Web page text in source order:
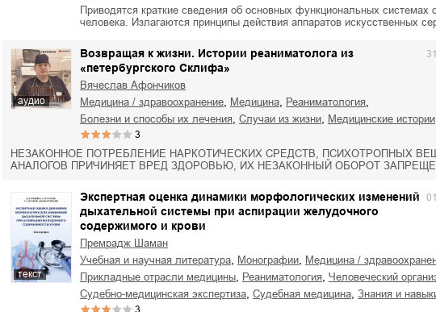
Приводятся краткие сведения об основных функциональных системах
человека. Излагаются принципы действия аппаратов искусственных
аудио
Возвращая к жизни. Истории реаниматолога из
«петербургского Склифа»
Вячеслав Афончиков
медицина / здравоохранение
медицина реаниматология
болезни и способы их лечения случаи из жизни медицинские истории
3
НЕЗАКОННОЕ ПОТРЕБЛЕНИЕ НАРКОТИЧЕСКИХ СРЕДСТВ, ПСИХОТРОПНЫХ
АНАЛОГОВ ПРИЧИНЯЕТ ВРЕД ЗДОРОВЬЮ, ИХ НЕЗАКОННЫЙ ОБОРОТ
текст
Экспертная оценка динамики морфологических изменений
дыхательной системы при аспирации желудочного
содержимого и крови
Премрадж Шаман
учебная и научная литература
монографии
медицина /
прикладные отрасли медицины
реаниматология
человеческий
судебно-медицинская экспертиза
судебная медицина знания и
3